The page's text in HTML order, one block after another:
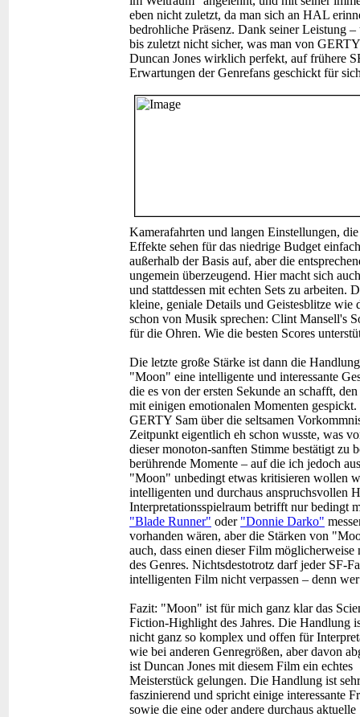
eben nicht zuletzt, da man sich an HAL
bedrohliche Präsenz. Dank seiner Leistung
bis zuletzt nicht sicher, was man von
Duncan Jones wirklich perfekt, auf frühere
Erwartungen der Genrefans geschickt für
Kamerafahrten und langen Einstellungen,
Effekte sehen für das niedrige Budget
außerhalb der Basis auf, aber die
ungemein überzeugend. Hier macht sich
und stattdessen mit echten Sets zu
kleine, geniale Details und Geistesblitze
schon von Musik sprechen: Clint Mansell's
für die Ohren. Wie die besten Scores
Die letzte große Stärke ist dann die
"Moon" eine intelligente und interessante
die es von der ersten Sekunde an schafft,
mit einigen emotionalen Momenten
GERTY Sam über die seltsamen
Zeitpunkt eigentlich eh schon wusste, was
dieser monoton-sanften Stimme bestätigt zu
berührende Momente – auf die ich jedoch
"Moon" unbedingt etwas kritisieren wollen
intelligenten und durchaus anspruchsvollen
Interpretationsspielraum betrifft nur bedingt
"Blade Runner" oder "Donnie Darko"
vorhanden wären, aber die Stärken von
auch, dass einen dieser Film
des Genres. Nichtsdestotrotz darf jeder SF-
intelligenten Film nicht verpassen – denn
Fazit: "Moon" ist für mich ganz klar das
Fiction-Highlight des Jahres. Die Handlung
nicht ganz so komplex und offen für
wie bei anderen Genregrößen, aber davon
ist Duncan Jones mit diesem Film ein echtes
Meisterstück gelungen. Die Handlung ist sehr
faszinierend und spricht einige interessante
sowie die eine oder andere durchaus aktuelle